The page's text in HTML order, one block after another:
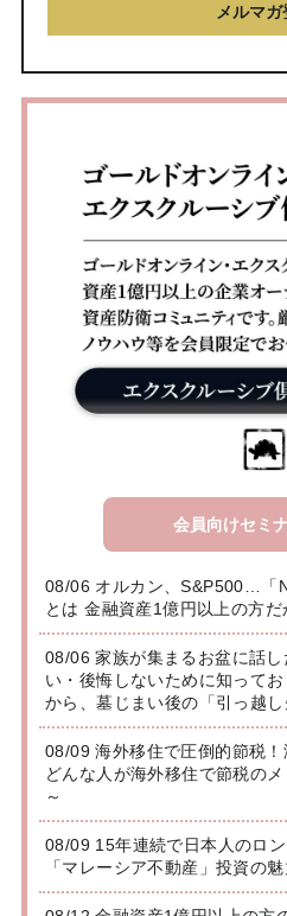
メルマガ
会員向けセミ
08/06 オルカン、S&P500…「
とは 金融資産1億円以上の方
08/06 家族が集まるお盆に話
い・後悔しないために知って
から、墓じまい後の「引っ越
08/09 海外移住で圧倒的節税
どんな人が海外移住で節税の
～
08/09 15年連続で日本人のロ
「マレーシア不動産」投資の魅